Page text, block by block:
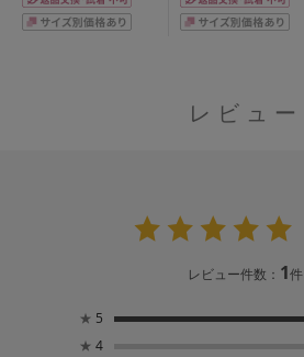
レビュー
レビュー件数： 1件
★ 5
★ 4